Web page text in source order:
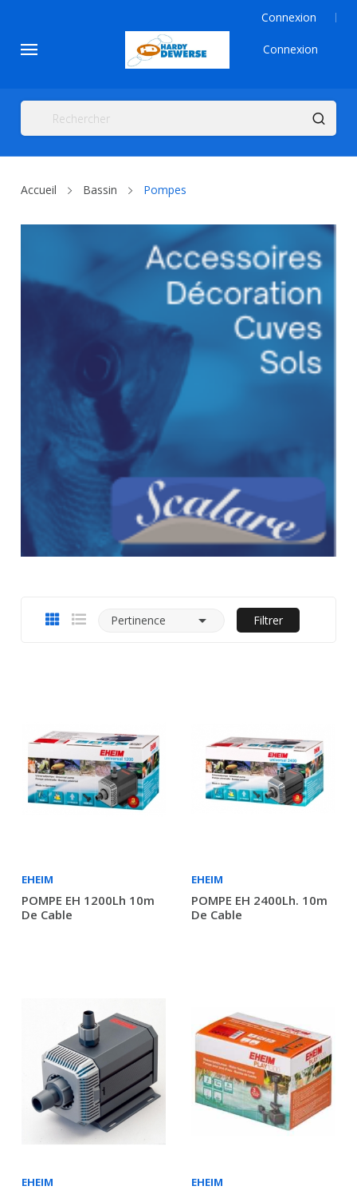
Connexion
Connexion
Accueil Bassin Pompes
Pertinence  Filtrer
EHEIM
POMPE EH 1200Lh 10m
De Cable
EHEIM
POMPE EH 2400Lh. 10m
De Cable
EHEIM EHEIM